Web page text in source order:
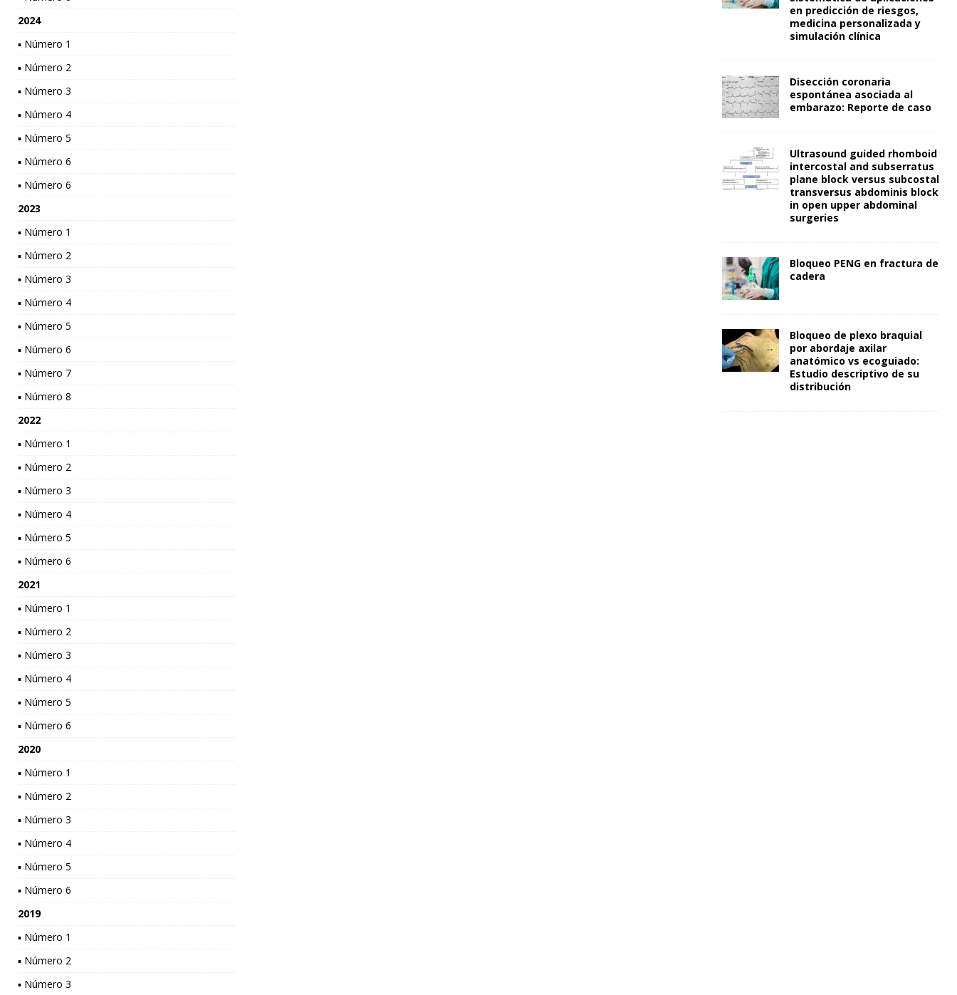
2024
▪ Número 1
▪ Número 2
▪ Número 3
▪ Número 4
▪ Número 5
▪ Número 6
▪ Número 6
2023
▪ Número 1
▪ Número 2
▪ Número 3
▪ Número 4
▪ Número 5
▪ Número 6
▪ Número 7
▪ Número 8
2022
▪ Número 1
▪ Número 2
▪ Número 3
▪ Número 4
▪ Número 5
▪ Número 6
2021
▪ Número 1
▪ Número 2
▪ Número 3
▪ Número 4
▪ Número 5
▪ Número 6
2020
▪ Número 1
▪ Número 2
▪ Número 3
▪ Número 4
▪ Número 5
▪ Número 6
2019
▪ Número 1
▪ Número 2
▪ Número 3
en predicción de riesgos,
medicina personalizada y
simulación clínica
Disección coronaria
espontánea asociada al
embarazo: Reporte de caso
Ultrasound guided rhomboid
intercostal and subserratus
plane block versus subcostal
transversus abdominis block
in open upper abdominal
surgeries
Bloqueo PENG en fractura de
cadera
Bloqueo de plexo braquial
por abordaje axilar
anatómico vs ecoguiado:
Estudio descriptivo de su
distribución